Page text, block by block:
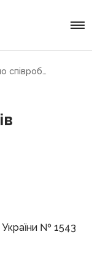
України № 1543